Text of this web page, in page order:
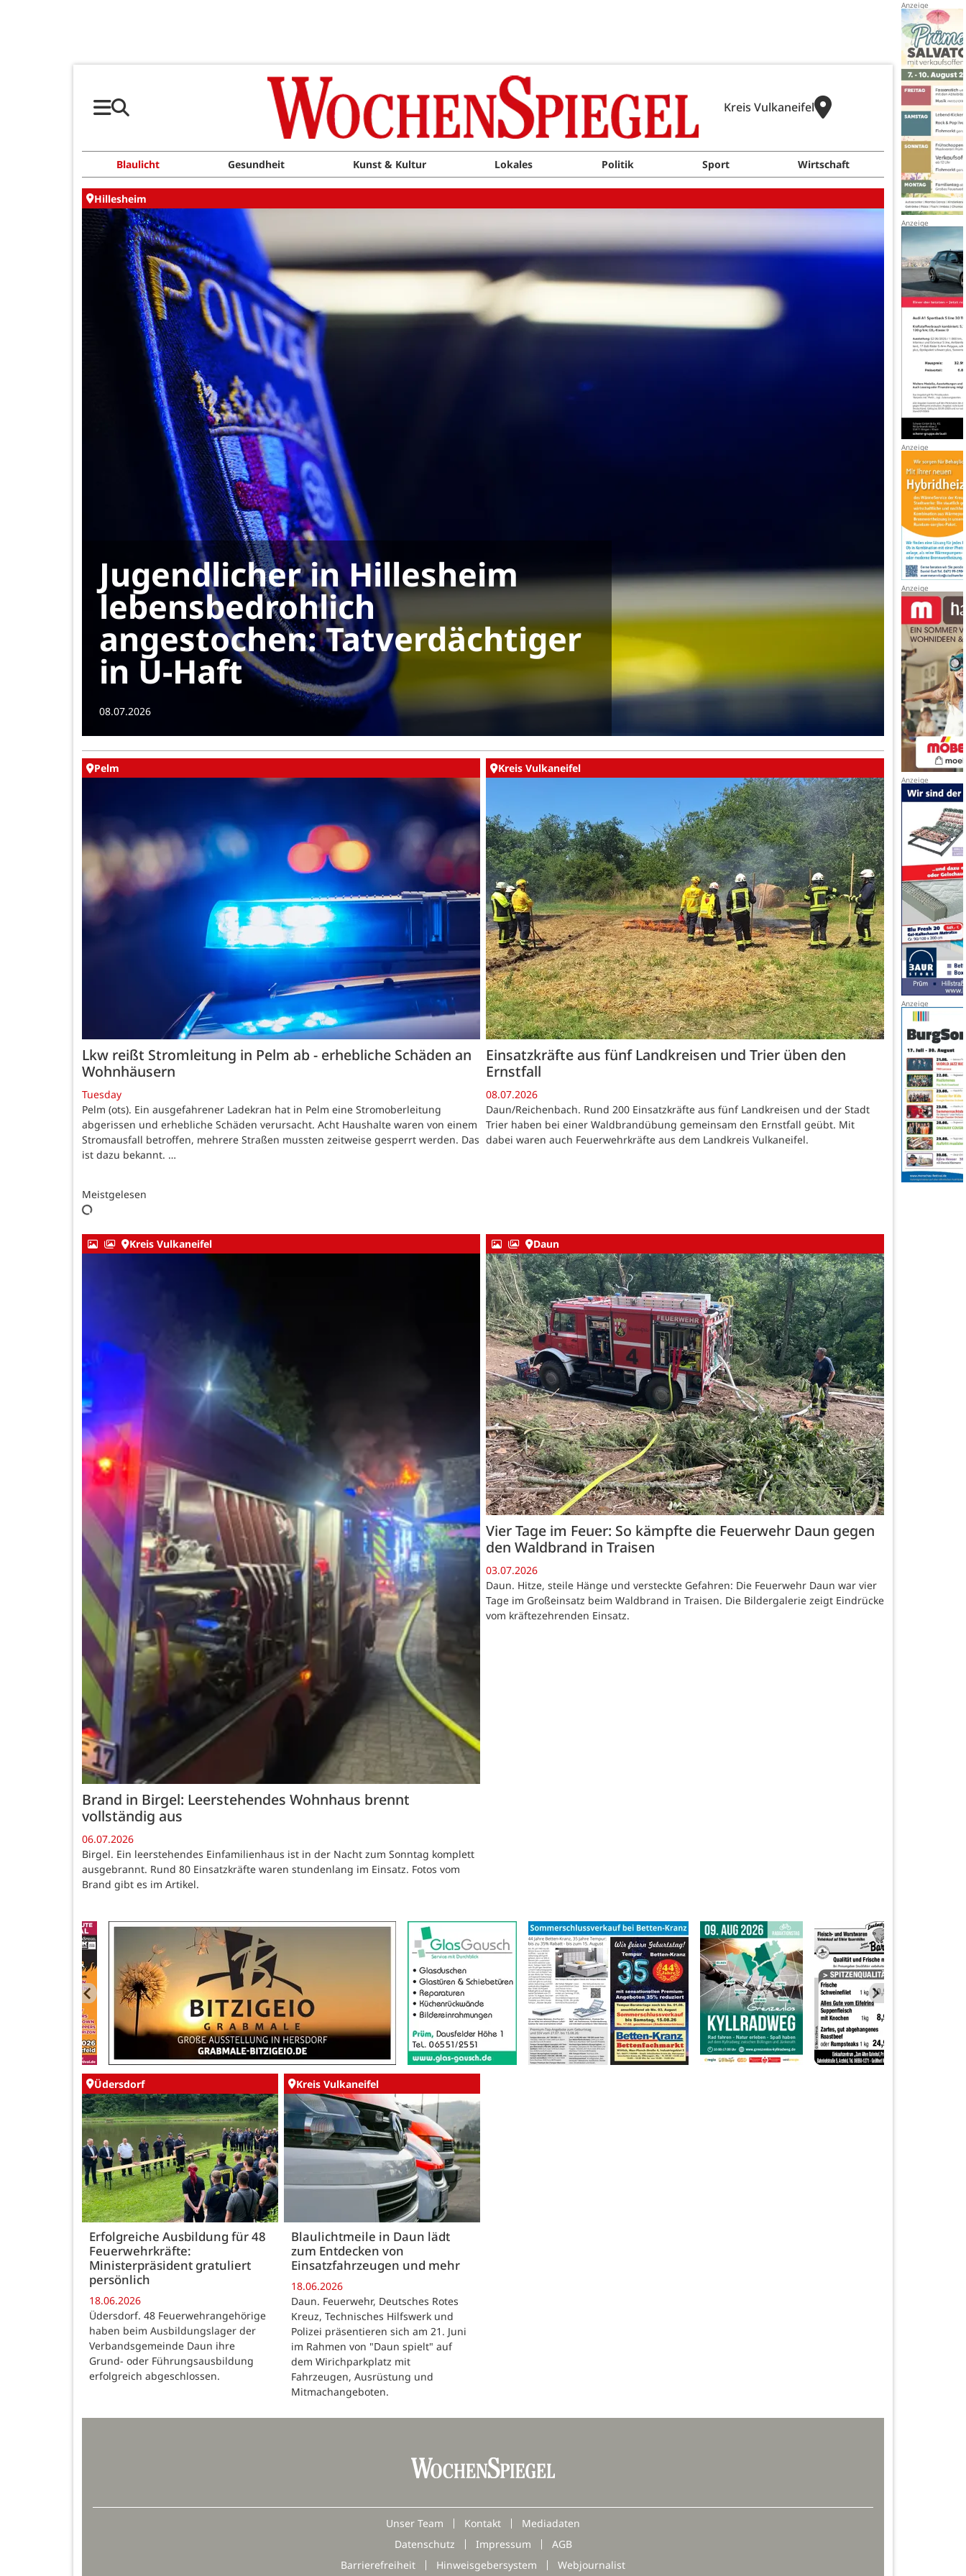
Kreis Vulkaneifel
Blaulicht Gesundheit Kunst & Kultur Lokales Politik Sport Wirtschaft
Hillesheim
Jugendlicher in Hillesheim
lebensbedrohlich
angestochen: Tatverdächtiger
in U-Haft
08.07.2026
Pelm
Lkw reißt Stromleitung in Pelm ab - erhebliche Schäden an
Wohnhäusern
Tuesday
Pelm (ots). Ein ausgefahrener Ladekran hat in Pelm eine Stromoberleitung
abgerissen und erhebliche Schäden verursacht. Acht Haushalte waren von einem
Stromausfall betroffen, mehrere Straßen mussten zeitweise gesperrt werden. Das
ist dazu bekannt. …
Kreis Vulkaneifel
Einsatzkräfte aus fünf Landkreisen und Trier üben den
Ernstfall
08.07.2026
Daun/Reichenbach. Rund 200 Einsatzkräfte aus fünf Landkreisen und der Stadt
Trier haben bei einer Waldbrandübung gemeinsam den Ernstfall geübt. Mit
dabei waren auch Feuerwehrkräfte aus dem Landkreis Vulkaneifel.
Meistgelesen
Kreis Vulkaneifel
Brand in Birgel: Leerstehendes Wohnhaus brennt
vollständig aus
06.07.2026
Birgel. Ein leerstehendes Einfamilienhaus ist in der Nacht zum Sonntag komplett
ausgebrannt. Rund 80 Einsatzkräfte waren stundenlang im Einsatz. Fotos vom
Brand gibt es im Artikel.
Daun
Vier Tage im Feuer: So kämpfte die Feuerwehr Daun gegen
den Waldbrand in Traisen
03.07.2026
Daun. Hitze, steile Hänge und versteckte Gefahren: Die Feuerwehr Daun war vier
Tage im Großeinsatz beim Waldbrand in Traisen. Die Bildergalerie zeigt Eindrücke
vom kräftezehrenden Einsatz.
Üdersdorf
Erfolgreiche Ausbildung für 48
Feuerwehrkräfte:
Ministerpräsident gratuliert
persönlich
18.06.2026
Üdersdorf. 48 Feuerwehrangehörige
haben beim Ausbildungslager der
Verbandsgemeinde Daun ihre
Grund- oder Führungsausbildung
erfolgreich abgeschlossen.
Kreis Vulkaneifel
Blaulichtmeile in Daun lädt
zum Entdecken von
Einsatzfahrzeugen und mehr
18.06.2026
Daun. Feuerwehr, Deutsches Rotes
Kreuz, Technisches Hilfswerk und
Polizei präsentieren sich am 21. Juni
im Rahmen von "Daun spielt" auf
dem Wirichparkplatz mit
Fahrzeugen, Ausrüstung und
Mitmachangeboten.
Unser Team Kontakt
Mediadaten
Datenschutz
Impressum
AGB
Barrierefreiheit
Hinweisgebersystem Webjournalist